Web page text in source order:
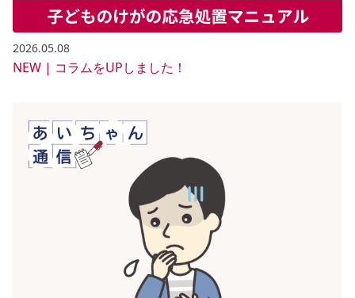
2026.05.08
NEW | コラムをUPしました！